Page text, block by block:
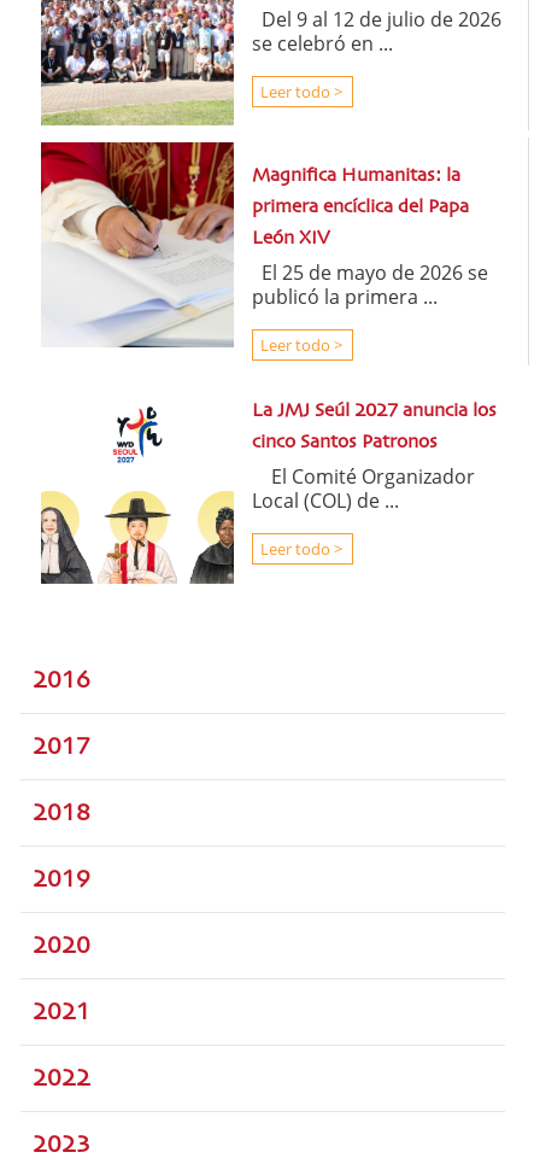
Del 9 al 12 de julio de 2026
se celebró en ...
Leer todo >
Magnifica Humanitas: la
primera encíclica del Papa
León XIV
El 25 de mayo de 2026 se
publicó la primera ...
Leer todo >
La JMJ Seúl 2027 anuncia los
cinco Santos Patronos
El Comité Organizador
Local (COL) de ...
Leer todo >
2016
2017
2018
2019
2020
2021
2022
2023